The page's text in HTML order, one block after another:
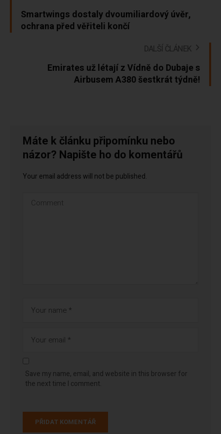
Smartwings dostaly dvoumiliardový úvěr,
ochrana před věřiteli končí
DALŠÍ ČLÁNEK
Emirates už létají z Vídně do Dubaje s
Airbusem A380 šestkrát týdně!
Máte k článku připomínku nebo
názor? Napište ho do komentářů
Your email address will not be published.
Save my name, email, and website in this browser for
the next time I comment.